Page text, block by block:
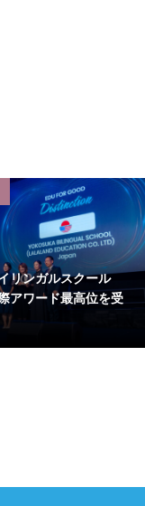
リンガルスクール
アワード最高位を受